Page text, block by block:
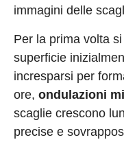
immagini delle
Per la prima volta
superficie
incresparsi per
ore, ondulazioni
scaglie crescono
precise e